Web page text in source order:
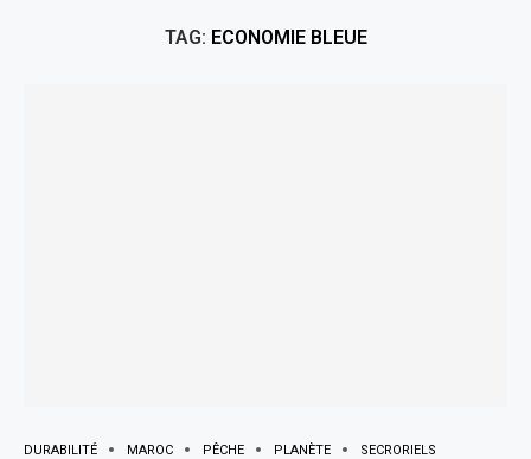
TAG: ECONOMIE BLEUE
DURABILITÉ MAROC PÊCHE PLANÈTE SECRORIELS